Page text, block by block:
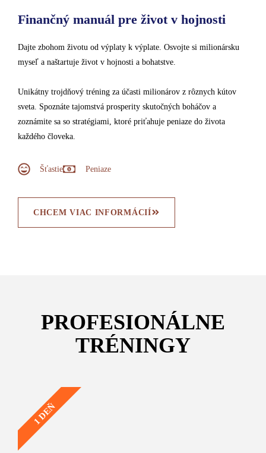
Finančný manuál pre život v hojnosti
Dajte zbohom životu od výplaty k výplate. Osvojte si milionársku
myseľ a naštartuje život v hojnosti a bohatstve.
Unikátny trojdňový tréning za účasti milionárov z rôznych kútov
sveta. Spoznáte tajomstvá prosperity skutočných boháčov a
zoznámite sa so stratégiami, ktoré priťahuje peniaze do života
každého človeka.
Šťastie Peniaze
CHCEM VIAC INFORMÁCIÍ
PROFESIONÁLNE
TRÉNINGY
1 DEŇ